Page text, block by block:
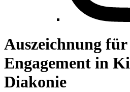
Auszeichnung für
Engagement in
Diakonie